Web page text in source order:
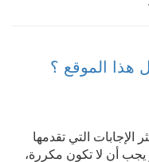
هذا الموقع ؟
الإجابات التي تقدمها
أن لا تكون مكررة،